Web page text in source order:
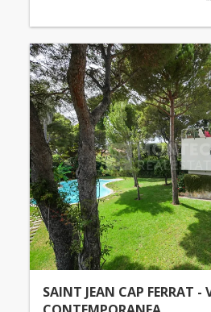
SAINT JEAN CAP FERRAT -